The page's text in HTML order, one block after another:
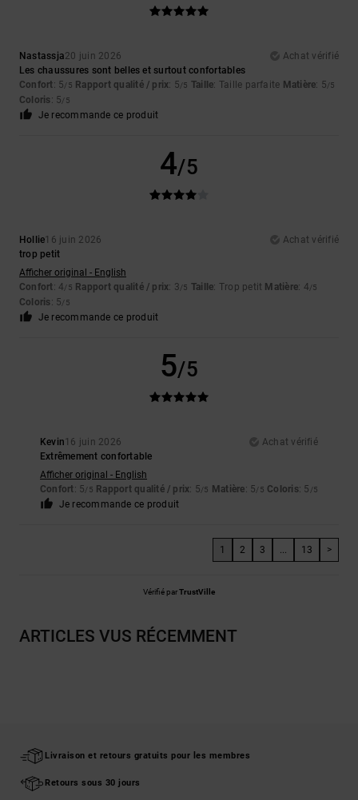
Nastassja20 juin 2026
Achat vérifié
Les chaussures sont belles et surtout confortables
Confort: 5/5 Rapport qualité / prix: 5/5 Taille: Taille parfaite Matière: 5/5
Coloris: 5/5
Je recommande ce produit
4/5
Hollie16 juin 2026
Achat vérifié
trop petit
Afficher original - English
Confort: 4/5 Rapport qualité / prix: 3/5 Taille: Trop petit Matière: 4/5
Coloris: 5/5
Je recommande ce produit
5/5
Kevin16 juin 2026
Achat vérifié
Extrêmement confortable
Afficher original - English
Confort: 5/5 Rapport qualité / prix: 5/5 Matière: 5/5 Coloris: 5 /5
Je recommande ce produit
1 2 3 ... 13 >
Vérifié parTrustVille
ARTICLES VUS RÉCEMMENT
Livraison et retours gratuits pour les membres
Retours sous 30 jours